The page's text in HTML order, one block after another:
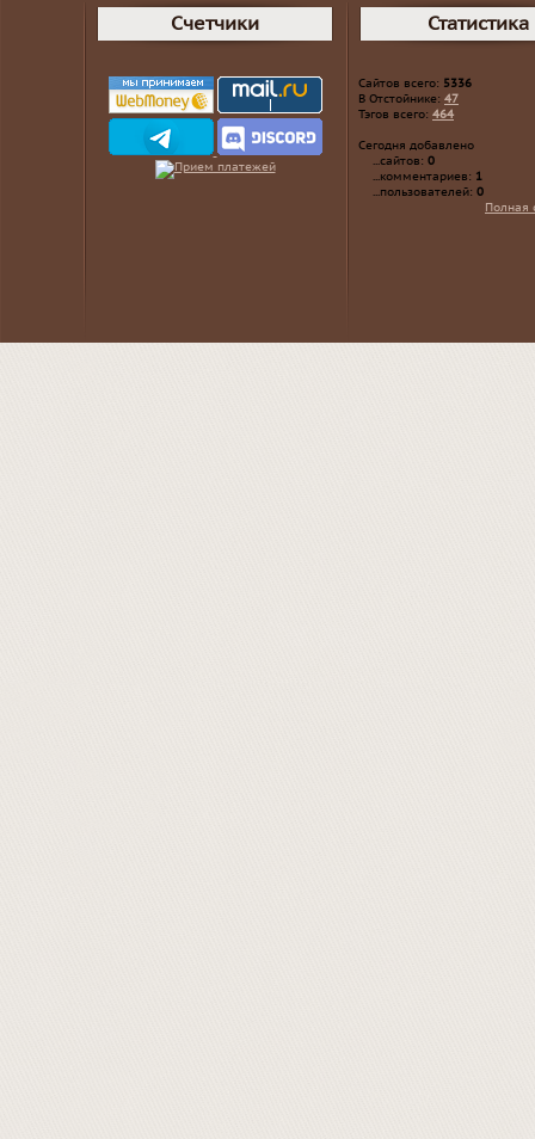
Счетчики Статистика
Сайтов всего: 5336
В Отстойнике: 47
Тэгов всего: 464
Сегодня добавлено
...сайтов: 0
...комментариев: 1
...пользователей: 0
Полная